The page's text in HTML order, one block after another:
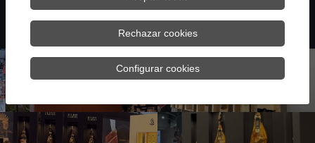
distintivo.
Rechazar cookies
Configurar cookies